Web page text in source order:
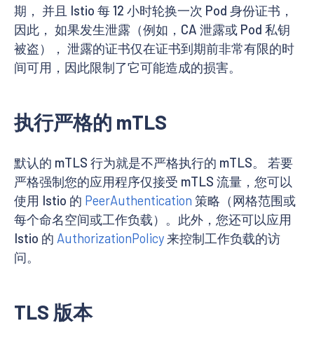
期， 并且 Istio 每 12 小时轮换一次 Pod 身份证书，
因此， 如果发生泄露（例如，CA 泄露或 Pod 私钥
被盗）， 泄露的证书仅在证书到期前非常有限的时
间可用，因此限制了它可能造成的损害。
执行严格的 mTLS
默认的 mTLS 行为就是不严格执行的 mTLS。 若要
严格强制您的应用程序仅接受 mTLS 流量，您可以
使用 Istio 的 PeerAuthentication 策略（网格范围或
每个命名空间或工作负载）。此外，您还可以应用
Istio 的 AuthorizationPolicy来控制工作负载的访
问。
TLS 版本